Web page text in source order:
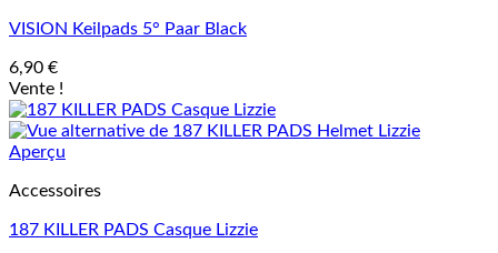
VISION Keilpads 5° Paar Black
6,90 €
Vente !
Aperçu
Accessoires
187 KILLER PADS Casque Lizzie